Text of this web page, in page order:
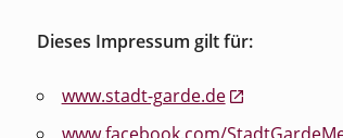
Dieses Impressum gilt für:
www.stadt-garde.de